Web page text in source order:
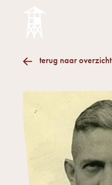
terug naar overzicht